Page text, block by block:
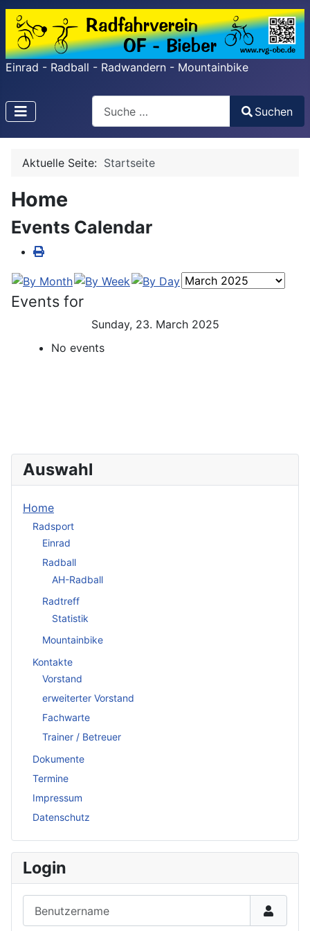
Einrad - Radball - Radwandern - Mountainbike
Search
Type 2 or more characters for results.
Suchen
Aktuelle Seite: Startseite
Home
Events Calendar
Events for
Sunday, 23. March 2025
No events
Auswahl
Home
Radsport
Einrad
Radball
AH-Radball
Radtreff
Statistik
Mountainbike
Kontakte
Vorstand
erweiterter Vorstand
Fachwarte
Trainer / Betreuer
Dokumente
Termine
Impressum
Datenschutz
Login